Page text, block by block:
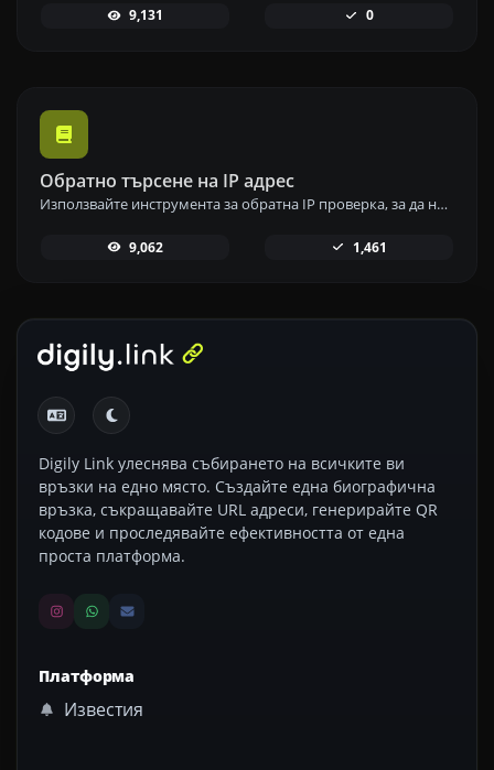
9,131 0
Обратно търсене на IP адрес
Използвайте инструмента за обратна IP проверка, за да намерите домейна или хоста, свързан с всеки IP адрес бързо и лесно.
9,062 1,461
Digily Link улеснява събирането на всичките ви
връзки на едно място. Създайте една биографична
връзка, съкращавайте URL адреси, генерирайте QR
кодове и проследявайте ефективността от една
проста платформа.
Платформа
Известия